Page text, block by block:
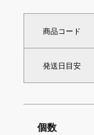
商品コード
発送日目安
個数